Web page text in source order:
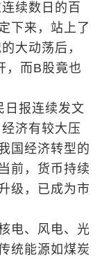
续数日的百
下来，站上了
大动荡后，
，而B股竟也
日报连续发文
济有较大压
国经济转型的
前，货币持续
级，已成为市
电、风电、光
统能源如煤炭